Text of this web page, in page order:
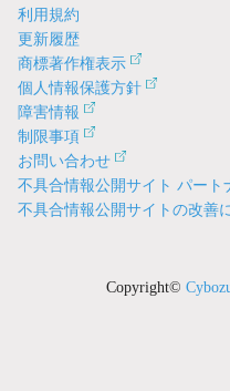
利用規約
更新履歴
商標著作権表示
個人情報保護方針
障害情報
制限事項
お問い合わせ
不具合情報公開サイト パート
不具合情報公開サイトの改善
Copyright©